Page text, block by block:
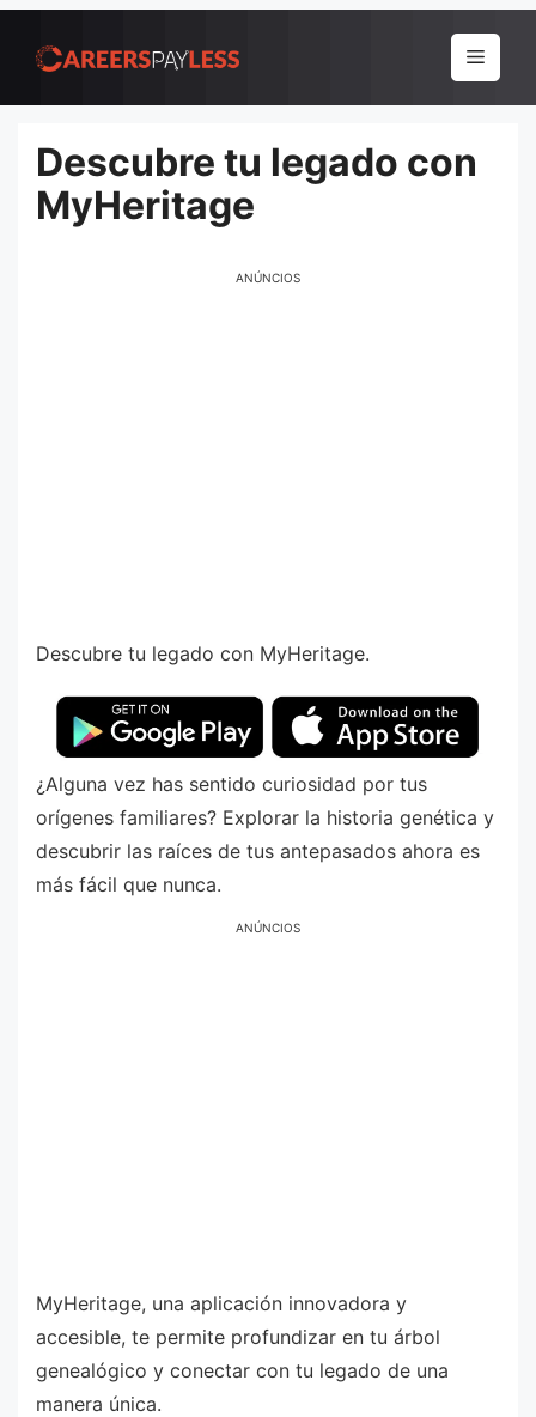
para
conteúdo
Menu
Descubre tu legado con
MyHeritage
ANÚNCIOS
Descubre tu legado con MyHeritage.
¿Alguna vez has sentido curiosidad por tus
orígenes familiares? Explorar la historia genética y
descubrir las raíces de tus antepasados ahora es
más fácil que nunca.
ANÚNCIOS
MyHeritage, una aplicación innovadora y
accesible, te permite profundizar en tu árbol
genealógico y conectar con tu legado de una
manera única.